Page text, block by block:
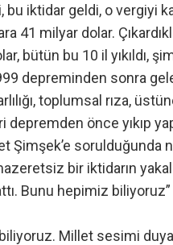
iktidar geldi, o vergiyi
41 milyar dolar.
bütün bu 10 il yıkıldı,
depreminden sonra
toplumsal rıza,
önce yıkıp
sorulduğunda
bir iktidarın
Bunu hepimiz
biliyoruz. Millet sesimi